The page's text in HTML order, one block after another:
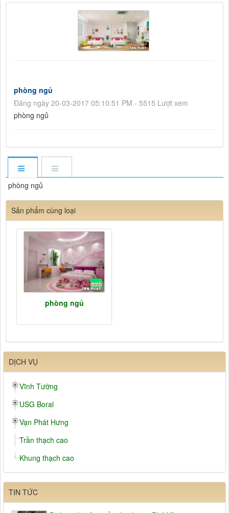
phòng ngủ
Đăng ngày 20-03-2017 05:10:51 PM - 5515 Lượt xem
phòng ngủ
phòng ngủ
Sản phẩm cùng loại
phòng ngủ
DỊCH VỤ
Vĩnh Tường
USG Boral
Vạn Phát Hưng
Trần thạch cao
Khung thạch cao
TIN TỨC